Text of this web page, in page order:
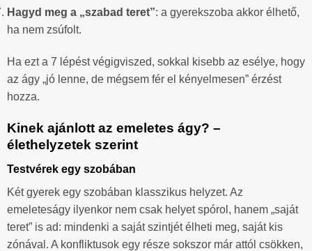
Hagyd meg a „szabad teret”: a gyerekszoba akkor élhető,
ha nem zsúfolt.
Ha ezt a 7 lépést végigviszed, sokkal kisebb az esélye, hogy
az ágy „jó lenne, de mégsem fér el kényelmesen” érzést
hozza.
Kinek ajánlott az emeletes ágy? –
élethelyzetek szerint
Testvérek egy szobában
Két gyerek egy szobában klasszikus helyzet. Az
emeleteságy ilyenkor nem csak helyet spórol, hanem „saját
teret” is ad: mindenki a saját szintjét élheti meg, saját kis
zónával. A konfliktusok egy része sokszor már attól csökken,